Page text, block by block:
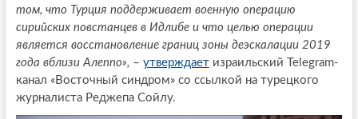
том, что Турция поддерживает военную операцию
сирийских повстанцев в Идлибе и что целью операции
является восстановление границ зоны деэскалации 2019
года вблизи Алеппо», – утверждаетизраильский Telegram-
канал «Восточный синдром» со ссылкой на турецкого
журналиста Реджепа Сойлу.